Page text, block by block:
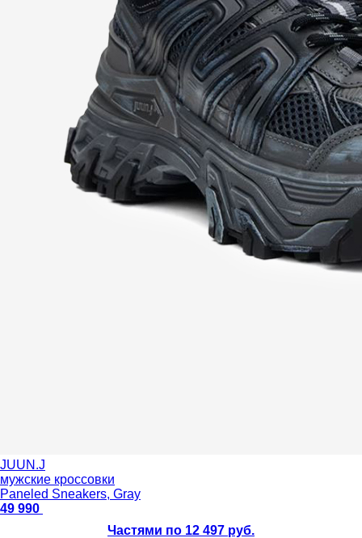
JUUN.J
мужские кроссовки
Paneled Sneakers, Gray
49 990
Частями по 12 497 руб.